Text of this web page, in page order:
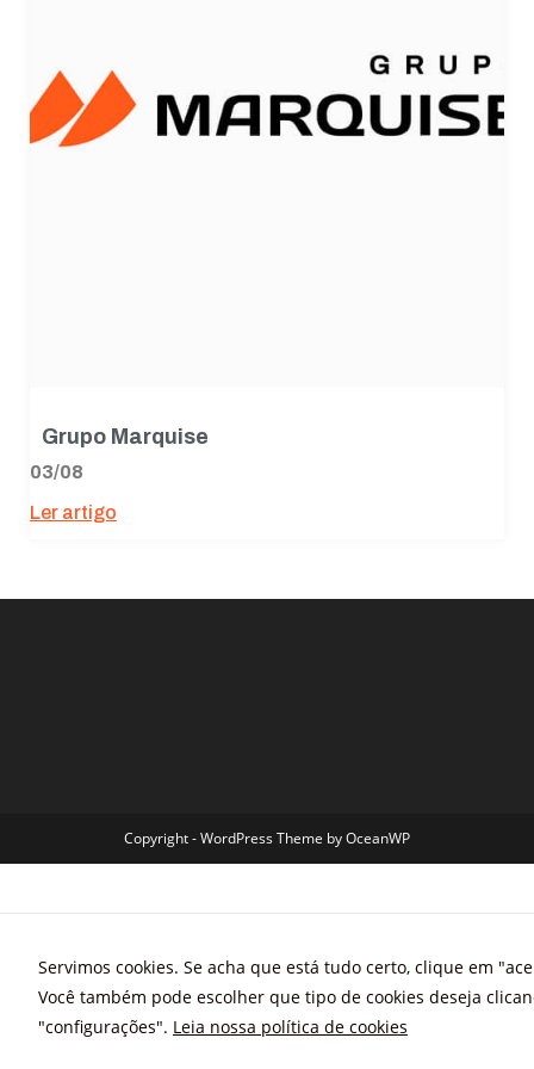
Grupo Marquise
03/08
Ler artigo
Copyright - WordPress Theme by OceanWP
Servimos cookies. Se acha que está tudo certo, clique em
Você também pode escolher que tipo de cookies deseja
"configurações". Leia nossa política de cookies